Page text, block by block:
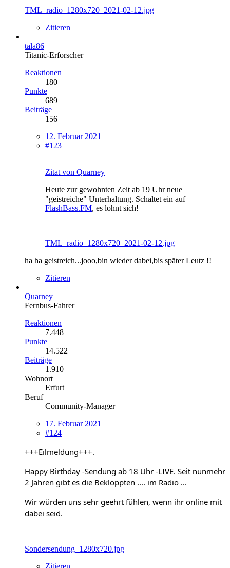
TML_radio_1280x720_2021-02-12.jpg
Zitieren
tala86
Titanic-Erforscher
Reaktionen
180
Punkte
689
Beiträge
156
12. Februar 2021
#123
Zitat von Quarney
Heute zur gewohnten Zeit ab 19 Uhr neue
"geistreiche" Unterhaltung. Schaltet ein auf
FlashBass.FM, es lohnt sich!
TML_radio_1280x720_2021-02-12.jpg
ha ha geistreich...jooo,bin wieder dabei,bis später Leutz !!
Zitieren
Quarney
Fernbus-Fahrer
Reaktionen
7.448
Punkte
14.522
Beiträge
1.910
Wohnort
Erfurt
Beruf
Community-Manager
17. Februar 2021
#124
+++Eilmeldung+++.
Happy Birthday -Sendung ab 18 Uhr -LIVE. Seit nunmehr
2 Jahren gibt es die Bekloppten .... im Radio ...
Wir würden uns sehr geehrt fühlen, wenn ihr online mit
dabei seid.
Sondersendung_1280x720.jpg
Zitieren